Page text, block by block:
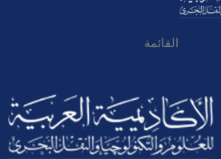
القائمة